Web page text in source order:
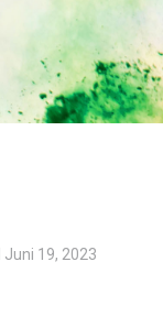
Juni 19, 2023